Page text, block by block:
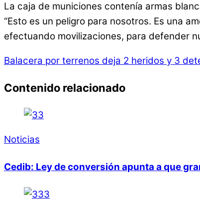
La caja de municiones contenía armas
“Esto es un peligro para nosotros. Es una
efectuando movilizaciones, para defender
Balacera por terrenos deja 2 heridos y 3
Contenido relacionado
Noticias
Cedib: Ley de conversión apunta a que